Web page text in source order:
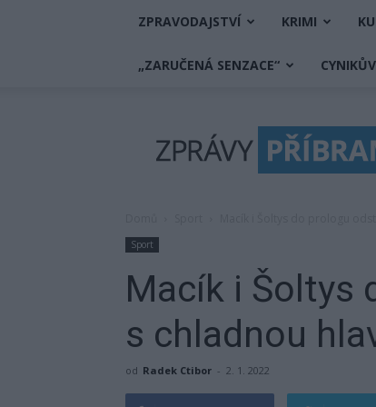
ZPRAVODAJSTVÍ KRIMI
„ZARUČENÁ SENZACE“
Příbram
Sport
Macík i Šoltys
s chladnou
od Radek Ctibor - 2. 1. 2022